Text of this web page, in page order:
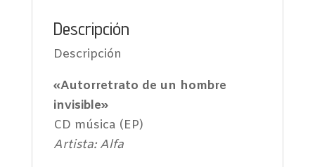
Descripción
Descripción
«Autorretrato de un hombre
invisible»
CD música (EP)
Artista: Alfa